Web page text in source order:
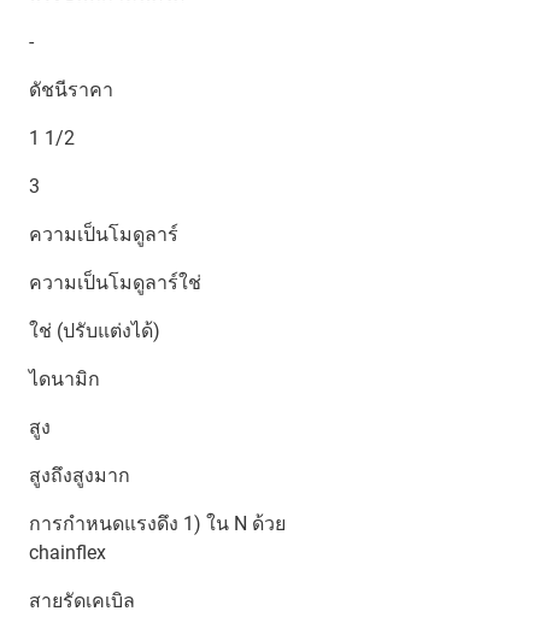
-
ดัชนีราคา
1 1/2
3
ความเป็นโมดูลาร์
ความเป็นโมดูลาร์ใช่
ใช่ (ปรับแต่งได้)
ไดนามิก
สูง
สูงถึงสูงมาก
การกำหนดแรงดึง 1) ใน N ด้วย
chainflex
สายรัดเคเบิล